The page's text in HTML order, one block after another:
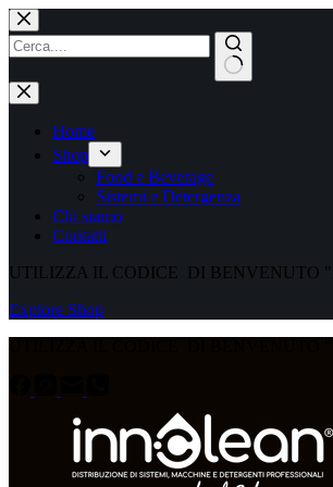
Home
Shop
Food e Beverage
Sistemi e Detergenza
Chi siamo
Contatti
UTILIZZA IL CODICE DI BENVENUTO "
Explore Shop